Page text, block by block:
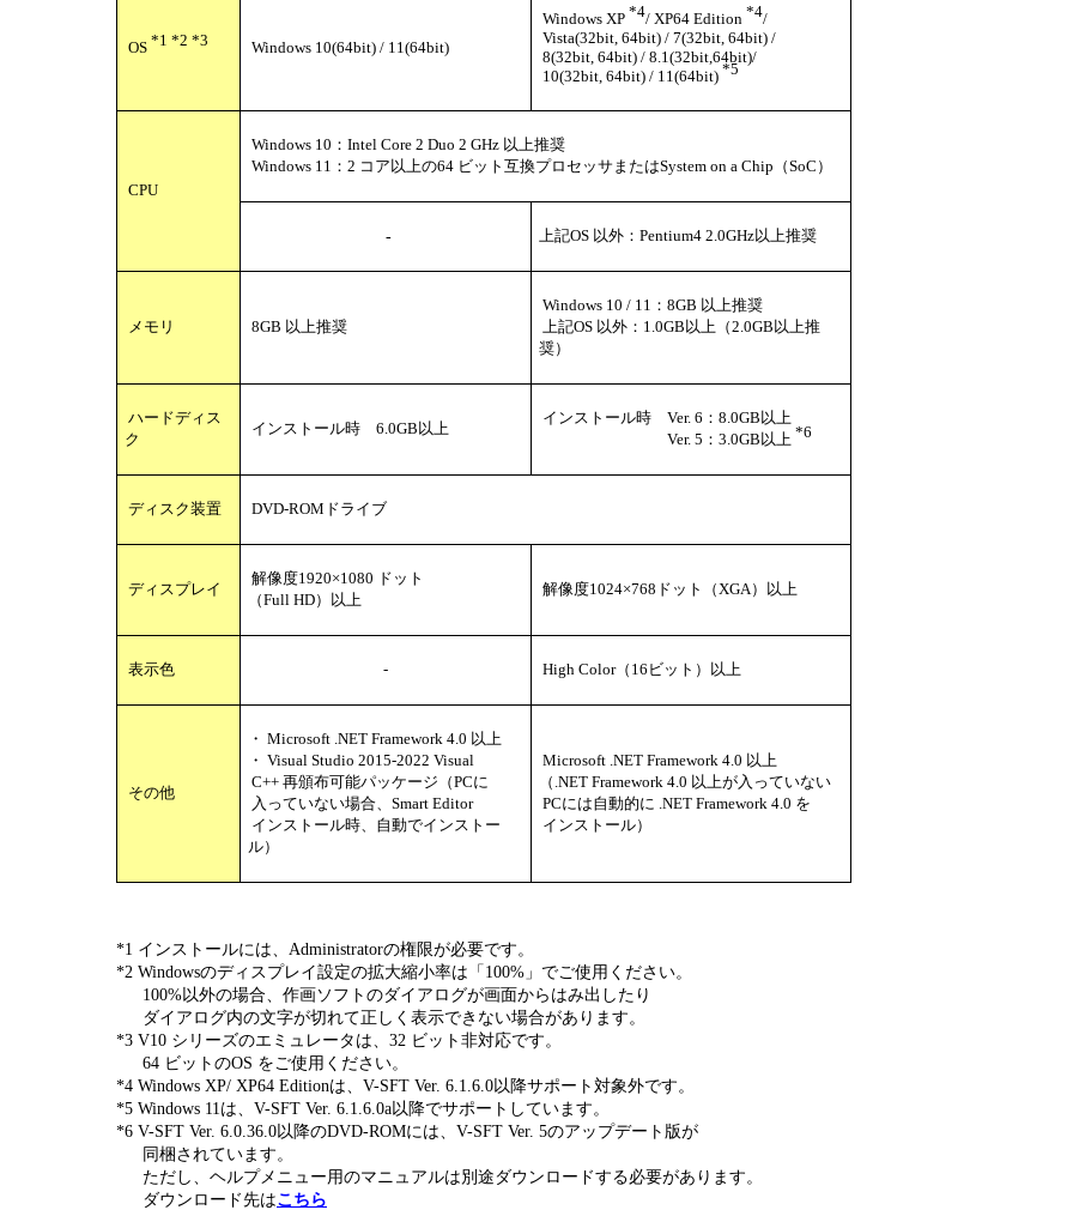
OS *1 *2 *3 Windows 10(64bit) / 11(64bit)
Windows XP*4/ XP64 Edition *4/
Vista(32bit, 64bit) / 7(32bit, 64bit) /
8(32bit, 64bit) / 8.1(32bit,64bit)/
10(32bit, 64bit) / 11(64bit)*5
CPU
Windows 10：Intel Core 2 Duo 2 GHz 以上推奨
Windows 11：2 コア以上の64 ビット互換プロセッサまたはSystem on a Chip（SoC）
- 上記OS 以外：Pentium4 2.0GHz以上推奨
メモリ 8GB 以上推奨
Windows 10 / 11：8GB 以上推奨
上記OS 以外：1.0GB以上（2.0GB以上推
奨）
ハードディス
ク
インストール時 6.0GB以上
インストール時 Ver. 6：8.0GB以上
Ver. 5：3.0GB以上 *6
ディスク装置 DVD-ROMドライブ
ディスプレイ
解像度1920×1080 ドット
（Full HD）以上
解像度1024×768ドット（XGA）以上
表示色 - High Color（16ビット）以上
その他
・ Microsoft .NET Framework 4.0 以上
・ Visual Studio 2015-2022 Visual
C++ 再頒布可能パッケージ（PCに
入っていない場合、Smart Editor
インストール時、自動でインストー
ル）
Microsoft .NET Framework 4.0 以上
（.NET Framework 4.0 以上が入っていない
PCには自動的に .NET Framework 4.0 を
インストール）
*1 インストールには、Administratorの権限が必要です。
*2 Windowsのディスプレイ設定の拡大縮小率は「100%」でご使用ください。
100%以外の場合、作画ソフトのダイアログが画面からはみ出したり
ダイアログ内の文字が切れて正しく表示できない場合があります。
*3 V10 シリーズのエミュレータは、32 ビット非対応です。
64 ビットのOS をご使用ください。
*4 Windows XP/ XP64 Editionは、V-SFT Ver. 6.1.6.0以降サポート対象外です。
*5 Windows 11は、V-SFT Ver. 6.1.6.0a以降でサポートしています。
*6 V-SFT Ver. 6.0.36.0以降のDVD-ROMには、V-SFT Ver. 5のアップデート版が
同梱されています。
ただし、ヘルプメニュー用のマニュアルは別途ダウンロードする必要があります。
ダウンロード先はこちら